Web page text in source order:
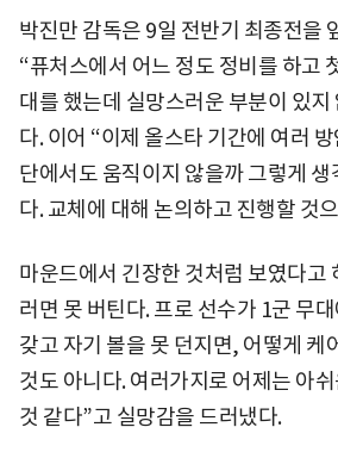
박진만 감독은 9일 전반기 최종전을
“퓨처스에서 어느 정도 정비를 하고
대를 했는데 실망스러운 부분이 있
다. 이어 “이제 올스타 기간에 여러
단에서도 움직이지 않을까 그렇게
다. 교체에 대해 논의하고 진행할 것
마운드에서 긴장한 것처럼 보였다고
러면 못 버틴다. 프로 선수가 1군 무
갖고 자기 볼을 못 던지면, 어떻게 케
것도 아니다. 여러가지로 어제는 아
것 같다”고 실망감을 드러냈다.